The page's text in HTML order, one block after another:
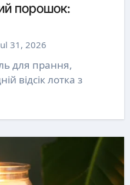
порошок:
31, 2026
відсік лотка з